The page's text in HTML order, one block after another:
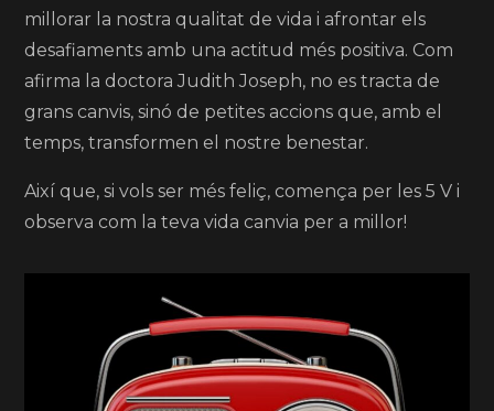
millorar la nostra qualitat de vida i afrontar els
desafiaments amb una actitud més positiva. Com
afirma la doctora Judith Joseph, no es tracta de
grans canvis, sinó de petites accions que, amb el
temps, transformen el nostre benestar.
Així que, si vols ser més feliç, comença per les 5 V i
observa com la teva vida canvia per a millor!